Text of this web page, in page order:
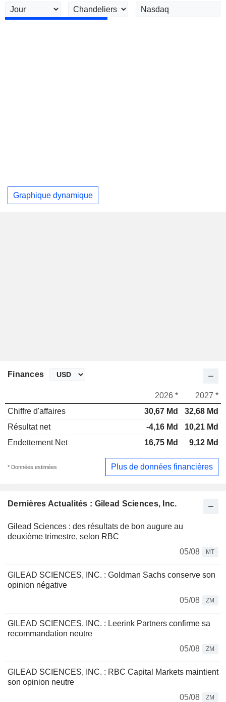
Graphique dynamique
Dernières Actualités : Gilead Sciences, Inc.
Gilead Sciences : des résultats de bon augure au
deuxième trimestre, selon RBC
05/08
MT
GILEAD SCIENCES, INC. : Goldman Sachs conserve son
opinion négative
05/08
ZM
GILEAD SCIENCES, INC. : Leerink Partners confirme sa
recommandation neutre
05/08
ZM
GILEAD SCIENCES, INC. : RBC Capital Markets maintient
son opinion neutre
05/08
ZM
Finances
2026 *
2027 *
Chiffre d'affaires
30,67 Md
32,68 Md
Résultat net
-4,16 Md
10,21 Md
Endettement Net
16,75 Md 9,12 Md
* Données estimées Plus de données financières